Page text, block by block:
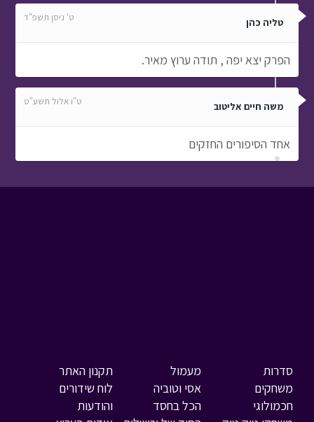
טליה כהן ט' ניסן תשפ"ד
הפרק יצא יפה , תודה ערוץ מאיר.
משה חיים אליטוב ט"ו אלול תשע"ט
אחד הסיפורים החזקים
סדרות
משחקים
חכמולוגי
מעמול
אסי וטוביה
הכל בחסד
תקנון האתר
לוח שידורים
והודעות